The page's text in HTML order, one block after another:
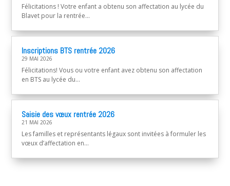
Félicitations ! Votre enfant a obtenu son affectation au lycée du
Blavet pour la rentrée...
Inscriptions BTS rentrée 2026
29 MAI 2026
Félicitations! Vous ou votre enfant avez obtenu son affectation
en BTS au lycée du...
Saisie des vœux rentrée 2026
21 MAI 2026
Les familles et représentants légaux sont invitées à formuler les
vœux d’affectation en...